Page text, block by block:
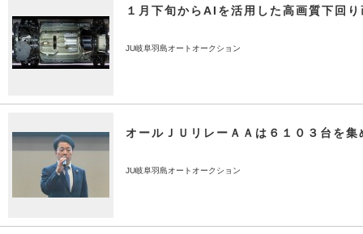
１月下旬からAIを活用した高画質下回
JU岐阜羽島オートオークション
オールＪＵリレーＡＡは６１０３台を集
JU岐阜羽島オートオークション